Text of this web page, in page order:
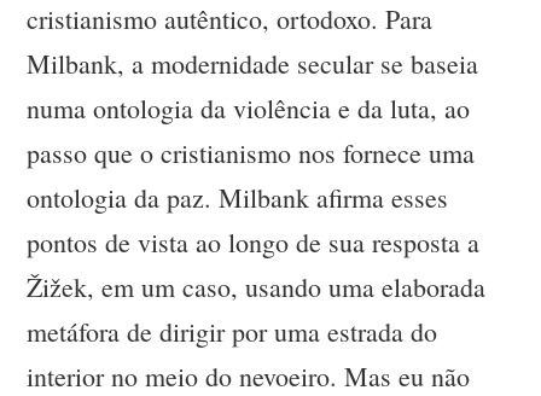
cristianismo autêntico, ortodoxo. Para
Milbank, a modernidade secular se baseia
numa ontologia da violência e da luta, ao
passo que o cristianismo nos fornece uma
ontologia da paz. Milbank afirma esses
pontos de vista ao longo de sua resposta a
Žižek, em um caso, usando uma elaborada
metáfora de dirigir por uma estrada do
interior no meio do nevoeiro. Mas eu não